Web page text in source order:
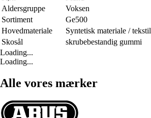
Aldersgruppe
Voksen
Sortiment
Ge500
Hovedmateriale
Syntetisk materiale / tekstil
Skosål
skrubebestandig gummi
Loading...
Loading...
Alle vores mærker